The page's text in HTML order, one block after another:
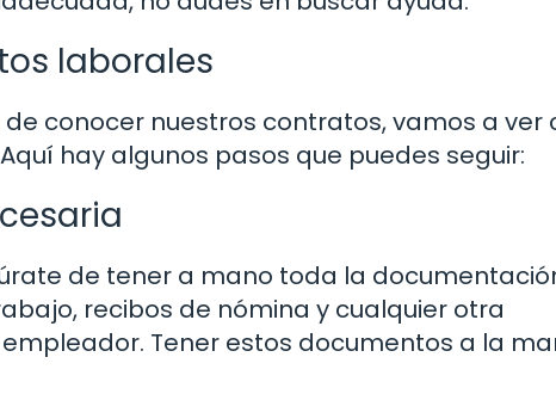
laborales
conocer nuestros contratos, vamos a ver
hay algunos pasos que puedes seguir:
de tener a mano toda la
recibos de nómina y cualquier otra
Tener estos documentos a la